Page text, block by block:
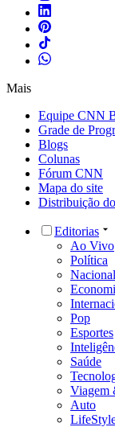
Mais
Equipe CNN
Grade de
Blogs
Colunas
Fórum CNN
Mapa do site
Distribuição
Editorias
Ao Vivo
Política
Nacional
Pop
Esportes
Saúde
Viagem
Auto